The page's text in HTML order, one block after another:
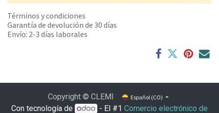
Términos y condiciones
Garantía de devolución de 30 días
Envío: 2-3 días laborales
Copyright © CLEMI Español (CO)
Con tecnología de - El #1Comercio electrónico de